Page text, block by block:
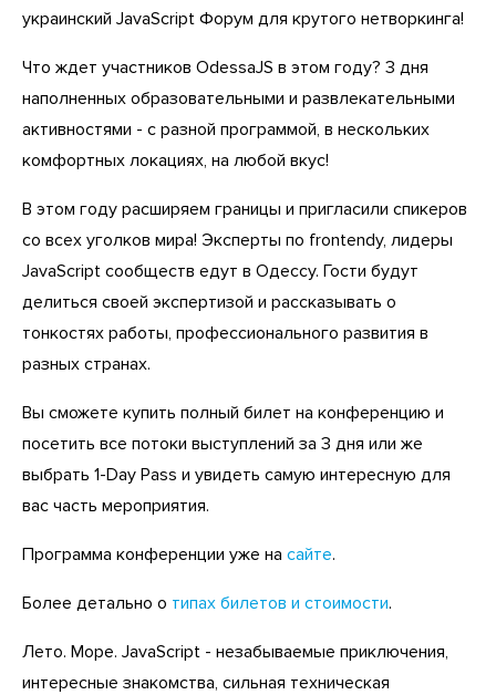
украинский JavaScript Форум для крутого нетворкинга!
Что ждет участников OdessaJS в этом году? 3 дня
наполненных образовательными и развлекательными
активностями - с разной программой, в нескольких
комфортных локациях, на любой вкус!
В этом году расширяем границы и пригласили спикеров
со всех уголков мира! Эксперты по frontendу, лидеры
JavaScript сообществ едут в Одессу. Гости будут
делиться своей экспертизой и рассказывать о
тонкостях работы, профессионального развития в
разных странах.
Вы сможете купить полный билет на конференцию и
посетить все потоки выступлений за 3 дня или же
выбрать 1-Day Pass и увидеть самую интересную для
вас часть мероприятия.
Программа конференции уже на сайте.
Более детально о типах билетов и стоимости.
Лето. Море. JavaScript - незабываемые приключения,
интересные знакомства, сильная техническая